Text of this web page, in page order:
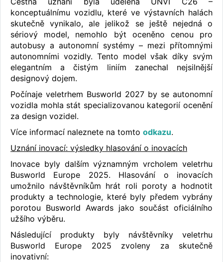
konceptuálnímu vozidlu, které ve výstavních halách
skutečně vynikalo, ale jelikož se ještě nejedná o
sériový model, nemohlo být oceněno cenou pro
autobusy a autonomní systémy – mezi přítomnými
autonomními vozidly. Tento model však díky svým
elegantním a čistým liniím zanechal nejsilnější
designový dojem.
Počínaje veletrhem Busworld 2027 by se autonomní
vozidla mohla stát specializovanou kategorií ocenění
za design vozidel.
Více informací naleznete na tomto odkazu.
Uznání inovací: výsledky hlasování o inovacích
Inovace byly dalším významným vrcholem veletrhu
Busworld Europe 2025. Hlasování o inovacích
umožnilo návštěvníkům hrát roli poroty a hodnotit
produkty a technologie, které byly předem vybrány
porotou Busworld Awards jako součást oficiálního
užšího výběru.
Následující produkty byly návštěvníky veletrhu
Busworld Europe 2025 zvoleny za skutečně
inovativní: